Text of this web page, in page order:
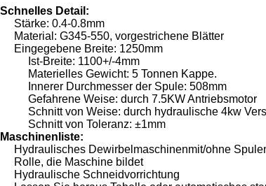
Schnelles Detail:
Stärke: 0.4-0.8mm
Material: G345-550, vorgestrichene Blätter
Eingegebene Breite: 1250mm
Ist-Breite: 1100+/-4mm
Materielles Gewicht: 5 Tonnen Kappe.
Innerer Durchmesser der Spule: 508mm
Gefahrene Weise: durch 7.5KW Antriebsmotor
Schnitt von Weise: durch hydraulische 4kw
Schnitt von Toleranz: ±1mm
Maschinenliste:
Hydraulisches Dewirbelmaschinenmit/ohne
Rolle, die Maschine bildet
Hydraulische Schneidvorrichtung